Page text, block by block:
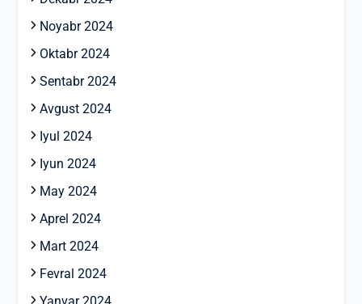
Noyabr 2024
Oktabr 2024
Sentabr 2024
Avgust 2024
Iyul 2024
Iyun 2024
May 2024
Aprel 2024
Mart 2024
Fevral 2024